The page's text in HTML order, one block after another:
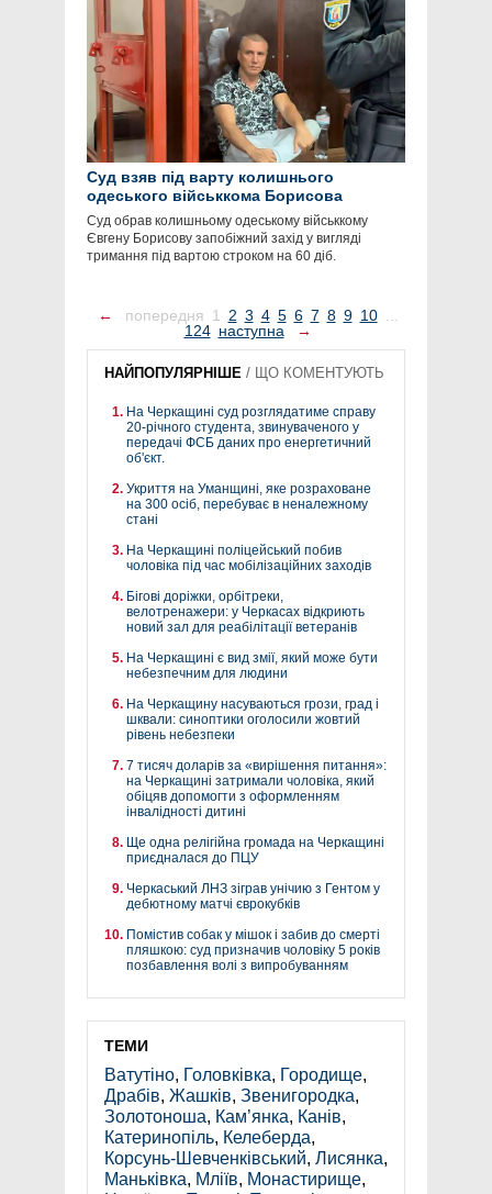
Суд взяв під варту колишнього
одеського військкома Борисова
Суд обрав колишньому одеському військкому
Євгену Борисову запобіжний захід у вигляді
тримання під вартою строком на 60 діб.
← попередня 1 2 3 4 5 6 7 8 9 10 ...
124 наступна →
НАЙПОПУЛЯРНІШЕ / ЩО КОМЕНТУЮТЬ
На Черкащині суд розглядатиме справу
20-річного студента, звинуваченого у
передачі ФСБ даних про енергетичний
об'єкт.
Укриття на Уманщині, яке розраховане
на 300 осіб, перебуває в неналежному
стані
На Черкащині поліцейський побив
чоловіка під час мобілізаційних заходів
Бігові доріжки, орбітреки,
велотренажери: у Черкасах відкриють
новий зал для реабілітації ветеранів
На Черкащині є вид змії, який може бути
небезпечним для людини
На Черкащину насуваються грози, град і
шквали: синоптики оголосили жовтий
рівень небезпеки
7 тисяч доларів за «вирішення питання»:
на Черкащині затримали чоловіка, який
обіцяв допомогти з оформленням
інвалідності дитині
Ще одна релігійна громада на Черкащині
приєдналася до ПЦУ
Черкаський ЛНЗ зіграв унічию з Гентом у
дебютному матчі єврокубків
Помістив собак у мішок і забив до смерті
пляшкою: суд призначив чоловіку 5 років
позбавлення волі з випробуванням
ТЕМИ
Ватутіно, Головківка, Городище,
Драбів, Жашків, Звенигородка,
Золотоноша, Кам’янка, Канів,
Катеринопіль, Келеберда,
Корсунь-Шевченківський, Лисянка,
Маньківка, Мліїв, Монастирище,